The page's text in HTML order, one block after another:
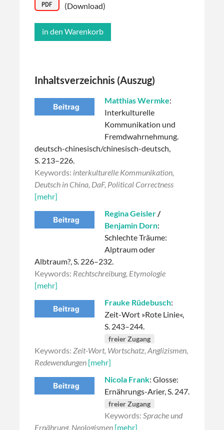
(Download)
Inhaltsverzeichnis (Auszug)
Matthias Wermke:
Interkulturelle
Kommunikation und
Fremdwahrnehmung.
deutsch-chinesisch/chinesisch-deutsch,
S. 213–226.
Keywords: interkulturelle Kommunikation,
Deutsch in China, DaF, Political Correctness
[mehr]
Regina Geisler /
Benjamin Dorn:
Schlechte Träume:
Alptraum oder
Albtraum?, S. 226–232.
Keywords: Rechtschreibung, Etymologie
[mehr]
Frauke Rüdebusch:
Zeit-Wort »Rote Linie«,
S. 243–244.
freier Zugang
Keywords: Zeit-Wort, Wortschatz, Anglizismen,
Redewendungen [mehr]
Nicola Frank: Glosse:
Ernährungs-Arier, S. 247.
freier Zugang
Keywords: Sprache und
Ernährung, Neologismen [mehr]